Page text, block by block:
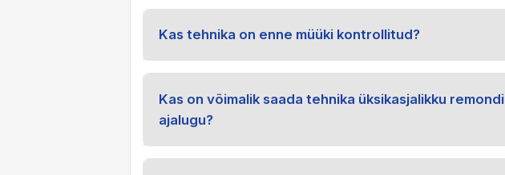
Kas tehnika on enne müüki kontrollitud?
Kas on võimalik saada tehnika üksikasjalikku remondi
ajalugu?